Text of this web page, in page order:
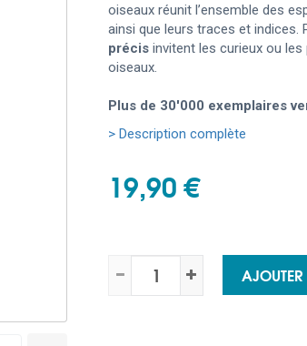
oiseaux réunit l’ensemble des
ainsi que leurs traces et indices.
précis invitent les curieux ou
oiseaux.
Plus de 30'000 exemplaires
> Description complète
19,90 €
AJOUTER